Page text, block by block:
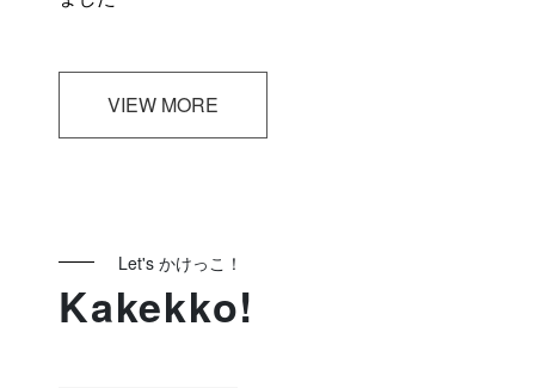
VIEW MORE
Let's かけっこ！
Kakekko!